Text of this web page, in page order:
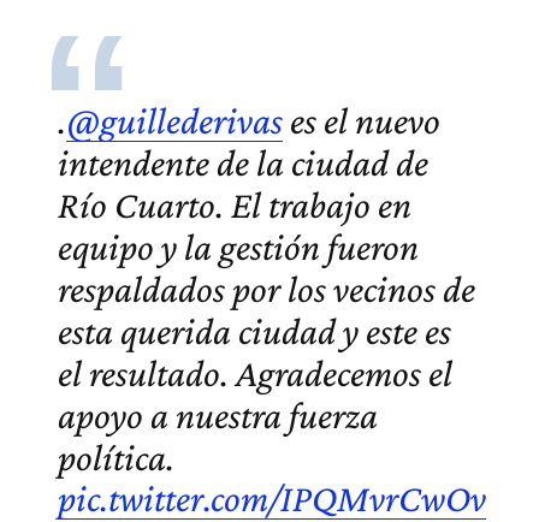
.@guillederivases el nuevo
intendente de la ciudad de
Río Cuarto. El trabajo en
equipo y la gestión fueron
respaldados por los vecinos de
esta querida ciudad y este es
el resultado. Agradecemos el
apoyo a nuestra fuerza
política.
pic.twitter.com/IPQMvrCwOv